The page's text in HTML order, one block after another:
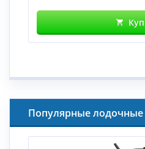
Популярные